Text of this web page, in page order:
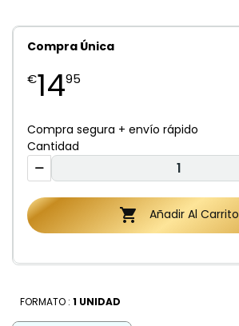
Compra Única
€1495
Compra segura + envío rápido
Cantidad
 Añadir Al Carrito
FORMATO : 1 UNIDAD